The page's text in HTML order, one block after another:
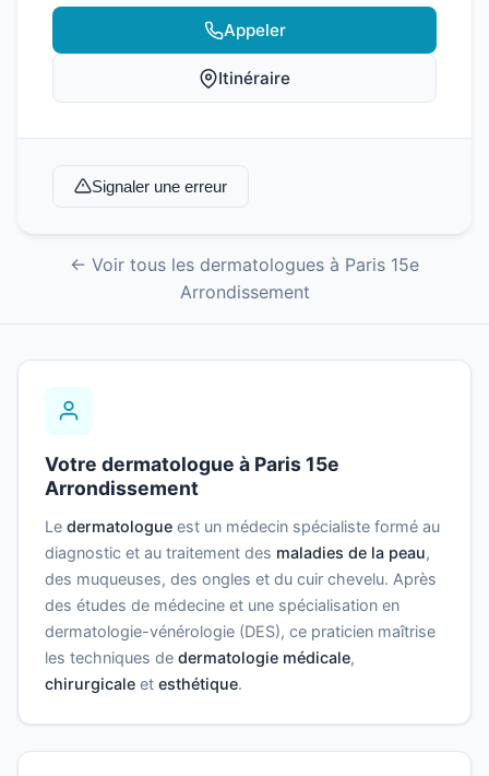
Appeler
Itinéraire
Signaler une erreur
← Voir tous les dermatologues à Paris 15e
Arrondissement
Votre dermatologue à Paris 15e
Arrondissement
Le dermatologue est un médecin spécialiste formé au
diagnostic et au traitement des maladies de la peau,
des muqueuses, des ongles et du cuir chevelu. Après
des études de médecine et une spécialisation en
dermatologie-vénérologie (DES), ce praticien maîtrise
les techniques de dermatologie médicale,
chirurgicale et esthétique.